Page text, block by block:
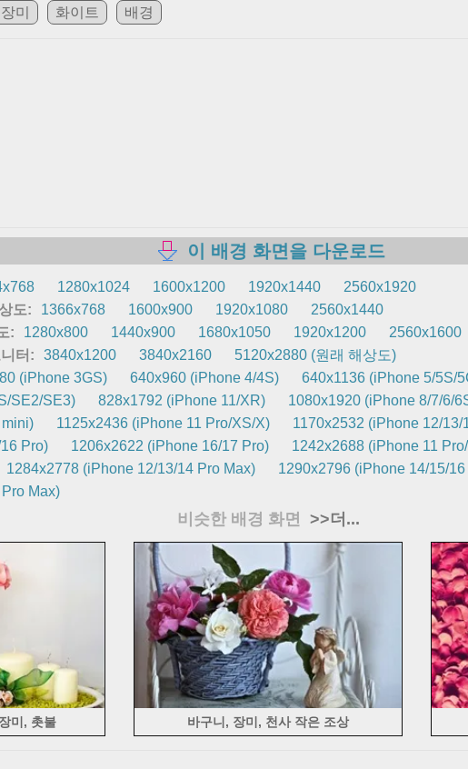
장미 화이트 배경
이 배경 화면을 다운로드
1280x1024 1600x1200 1920x1440
2560x1920
도:
1366x768 1600x900 1920x1080
2560x1440
:
1280x800 1440x900 1680x1050 1920x1200 2560x1600
터:
3840x1200 3840x2160
5120x2880 (원래 해상도)
(iPhone 3GS) 640x960 (iPhone 4/4S)
640x1136 (iPhone 5/5S/
SE2/SE3)
828x1792 (iPhone 11/XR)
1080x1920 (iPhone 8/7/6/
1125x2436 (iPhone 11 Pro/XS/X)
1170x2532 (iPhone 12/13/
Pro)
1206x2622 (iPhone 16/17 Pro)
1242x2688 (iPhone 11
1284x2778 (iPhone 12/13/14 Pro Max)
1290x2796 (iPhone 14/15/
Max)
비슷한 배경 화면 >>더...
미, 촛불 바구니, 장미, 천사 작은 조상